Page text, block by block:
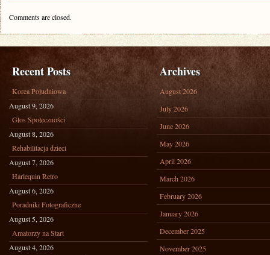
Comments are closed.
Recent Posts
Korea Południowa
August 9, 2026
Głos Społeczności
August 8, 2026
Rehabilitacja dzieci
August 7, 2026
Harlequin Retro
August 6, 2026
Poradniki Fotograficzne
August 5, 2026
Amatorzy na Start
August 4, 2026
Archives
August 2026
July 2026
June 2026
May 2026
April 2026
March 2026
February 2026
January 2026
December 2025
November 2025